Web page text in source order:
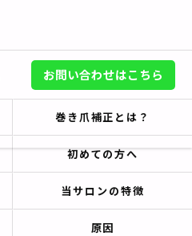
お問い合わせはこちら
巻き爪補正とは？
初めての方へ
当サロンの特徴
原因